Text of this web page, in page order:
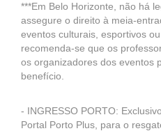
***Em Belo Horizonte, não há
assegure o direito à meia-
eventos culturais, esportivos
recomenda-se que os
os organizadores dos eventos
benefício.
- INGRESSO PORTO:
Portal Porto Plus, para o